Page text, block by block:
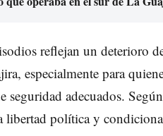
reflejan un deterioro
especialmente para
seguridad adecuados.
libertad política y